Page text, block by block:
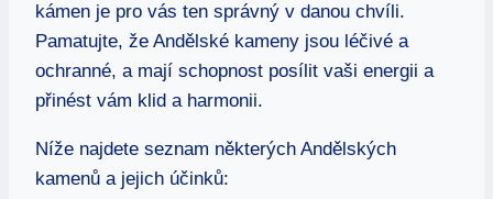
kámen je pro vás ten správný v danou chvíli.
Pamatujte, že Andělské kameny jsou léčivé a
ochranné, a mají schopnost posílit vaši energii a
přinést vám klid a harmonii.
Níže najdete seznam některých Andělských
kamenů a jejich účinků: